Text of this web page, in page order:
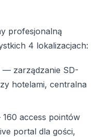
profesjonalną
4 lokalizacjach:
— zarządzanie SD-
hotelami, centralna
access pointów
portal dla gości,